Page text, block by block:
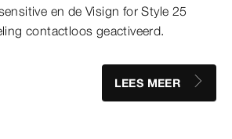
en de Visign for Style 25
contactloos geactiveerd.
LEES MEER